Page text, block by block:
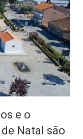
e o
Natal são